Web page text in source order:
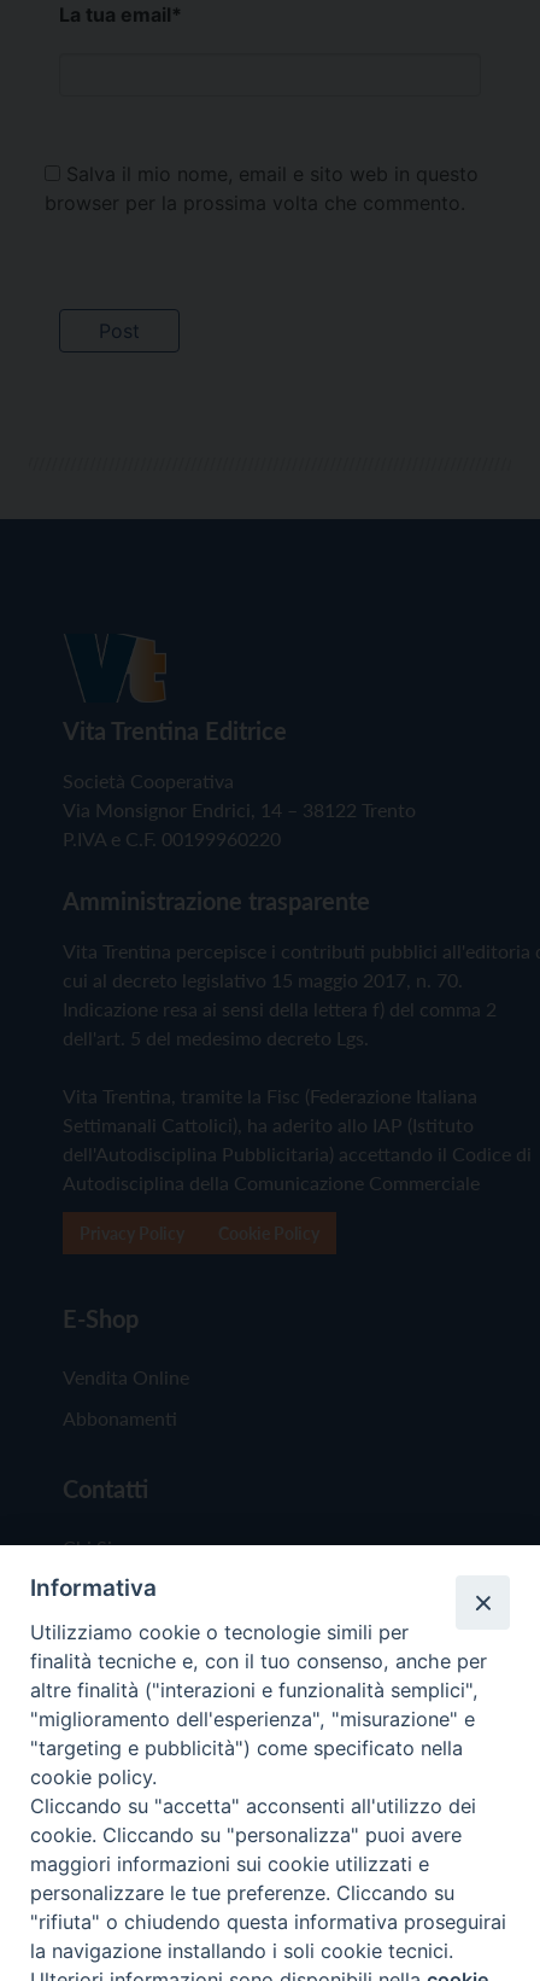
La tua email*
Salva il mio nome, email e sito web in questo
browser per la prossima volta che commento.
Vita Trentina Editrice
Società Cooperativa
Via Monsignor Endrici, 14 – 38122 Trento
P.IVA e C.F. 00199960220
Amministrazione trasparente
Vita Trentina percepisce i contributi pubblici all'editoria
cui al decreto legislativo 15 maggio 2017, n. 70.
Indicazione resa ai sensi della lettera f) del comma 2
dell'art. 5 del medesimo decreto Lgs.
Vita Trentina, tramite la Fisc (Federazione Italiana
Settimanali Cattolici), ha aderito allo IAP (Istituto
dell'Autodisciplina Pubblicitaria) accettando il Codice di
Autodisciplina della Comunicazione Commerciale
E-Shop
Vendita Online
Abbonamenti
Contatti
Chi Siamo
Redazione
Scrivici
Copyright © 2019 - Tutti i diritti riservati - Vita
Trentina Editrice
Privacy Policy
Torna
Informativa
Utilizziamo cookie o tecnologie simili per
finalità tecniche e, con il tuo consenso, anche per
altre finalità ("interazioni e funzionalità semplici",
"miglioramento dell'esperienza", "misurazione" e
"targeting e pubblicità") come specificato nella
cookie policy.
Cliccando su "accetta" acconsenti all'utilizzo dei
cookie. Cliccando su "personalizza" puoi avere
maggiori informazioni sui cookie utilizzati e
personalizzare le tue preferenze. Cliccando su
"rifiuta" o chiudendo questa informativa proseguirai
la navigazione installando i soli cookie tecnici.